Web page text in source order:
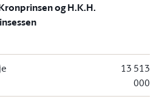
og H.K.H.
13 513
000